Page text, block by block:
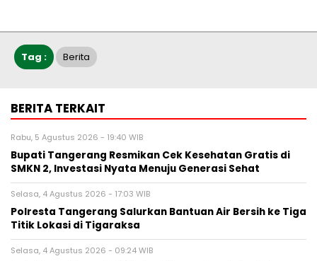
Tag : Berita
BERITA TERKAIT
Rabu, 5 Agustus 2026 - 19:40 WIB
‎Bupati Tangerang Resmikan Cek Kesehatan Gratis di
SMKN 2, Investasi Nyata Menuju Generasi Sehat
Selasa, 4 Agustus 2026 - 17:03 WIB
Polresta Tangerang Salurkan Bantuan Air Bersih ke Tiga
Titik Lokasi di Tigaraksa
Selasa, 4 Agustus 2026 - 09:24 WIB